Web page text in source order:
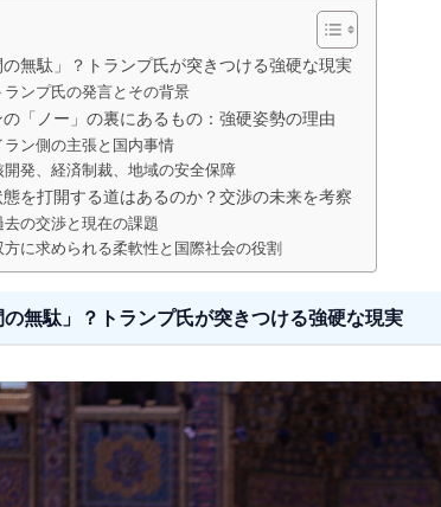
の無駄」？トランプ氏が突きつける強硬な現実
ランプ氏の発言とその背景
「ノー」の裏にあるもの：強硬姿勢の理由
ラン側の主張と国内事情
開発、経済制裁、地域の安全保障
を打開する道はあるのか？交渉の未来を考察
去の交渉と現在の課題
方に求められる柔軟性と国際社会の役割
の無駄」？トランプ氏が突きつける強硬な現実